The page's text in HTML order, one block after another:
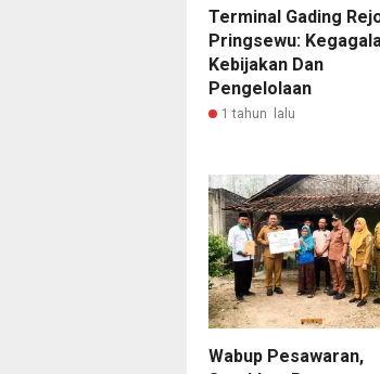
Terminal Gading
Pringsewu:
Kebijakan Dan
Pengelolaan
1 tahun lalu
Wabup Pesawaran,